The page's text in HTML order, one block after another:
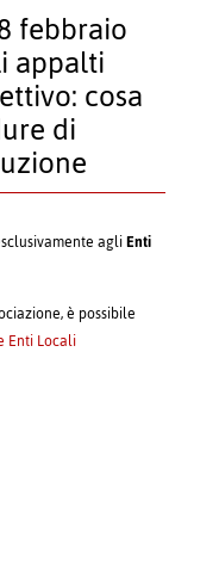
febbraio
appalti
cosa
di
agliEnti
è possibile
Enti Locali